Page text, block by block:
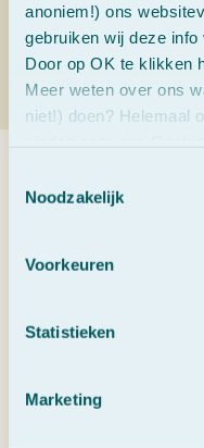
anoniem!) ons
gebruiken wij deze
Door op OK te klikken
Meer weten over ons
niet!) doen? Helemaal
Noodzakelijk
Voorkeuren
Statistieken
Marketing
2. Waarvoor kun je